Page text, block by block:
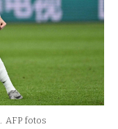
AFP fotos